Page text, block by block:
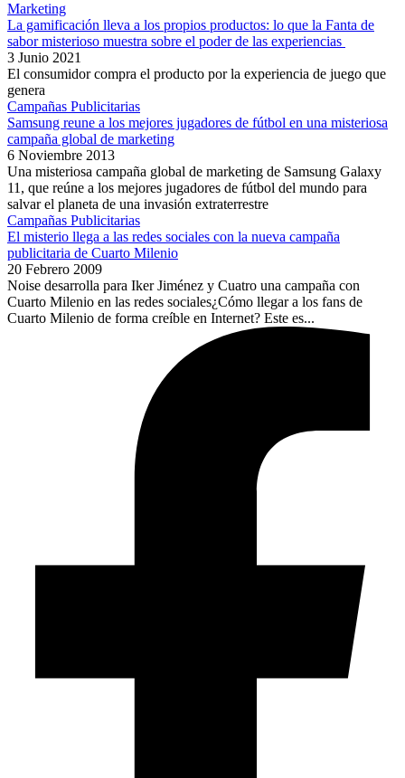
Marketing
La gamificación lleva a los propios productos: lo que la Fanta de
sabor misterioso muestra sobre el poder de las experiencias
3 Junio 2021
El consumidor compra el producto por la experiencia de juego que
genera
Campañas Publicitarias
Samsung reune a los mejores jugadores de fútbol en una misteriosa
campaña global de marketing
6 Noviembre 2013
Una misteriosa campaña global de marketing de Samsung Galaxy
11, que reúne a los mejores jugadores de fútbol del mundo para
salvar el planeta de una invasión extraterrestre
Campañas Publicitarias
El misterio llega a las redes sociales con la nueva campaña
publicitaria de Cuarto Milenio
20 Febrero 2009
Noise desarrolla para Iker Jiménez y Cuatro una campaña con
Cuarto Milenio en las redes sociales¿Cómo llegar a los fans de
Cuarto Milenio de forma creíble en Internet? Este es...